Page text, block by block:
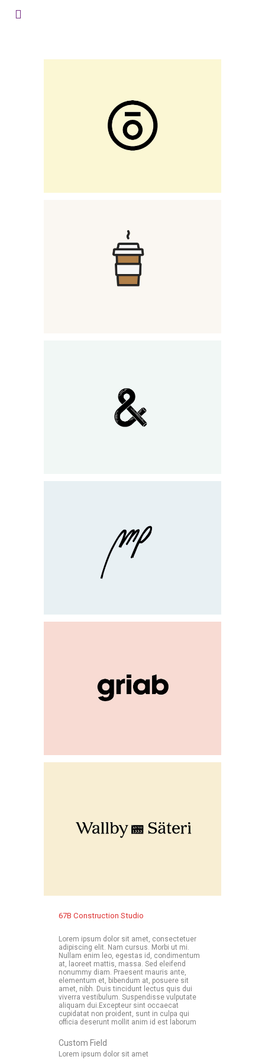
67B Construction Studio
Lorem ipsum dolor sit amet, consectetuer
adipiscing elit. Nam cursus. Morbi ut mi.
Nullam enim leo, egestas id, condimentum
at, laoreet mattis, massa. Sed eleifend
nonummy diam. Praesent mauris ante,
elementum et, bibendum at, posuere sit
amet, nibh. Duis tincidunt lectus quis dui
viverra vestibulum. Suspendisse vulputate
aliquam dui.Excepteur sint occaecat
cupidatat non proident, sunt in culpa qui
officia deserunt mollit anim id est laborum
Custom Field
Lorem ipsum dolor sit amet